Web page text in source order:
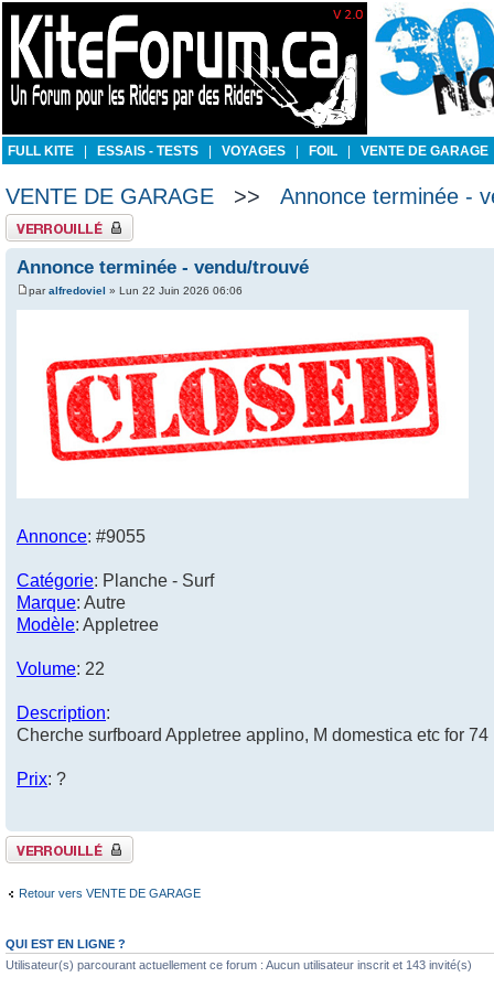
FULL KITE ESSAIS - TESTS VOYAGES FOIL VENTE DE GARAGE
VENTE DE GARAGE >> Annonce terminée -
Sujet verrouillé
Annonce terminée - vendu/trouvé
paralfredoviel » Lun 22 Juin 2026 06:06
Annonce: #9055
Catégorie: Planche - Surf
Marque: Autre
Modèle: Appletree
Volume: 22
Description:
Cherche surfboard Appletree applino, M domestica etc for 74
Prix: ?
Sujet verrouillé
Retour vers VENTE DE GARAGE
QUI EST EN LIGNE ?
Utilisateur(s) parcourant actuellement ce forum : Aucun utilisateur inscrit et 143 invité(s)